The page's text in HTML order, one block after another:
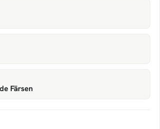
Färsen